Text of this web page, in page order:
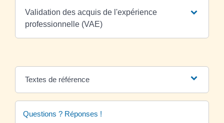
Validation des acquis de l'expérience
professionnelle (VAE)
Textes de référence
Questions ? Réponses !